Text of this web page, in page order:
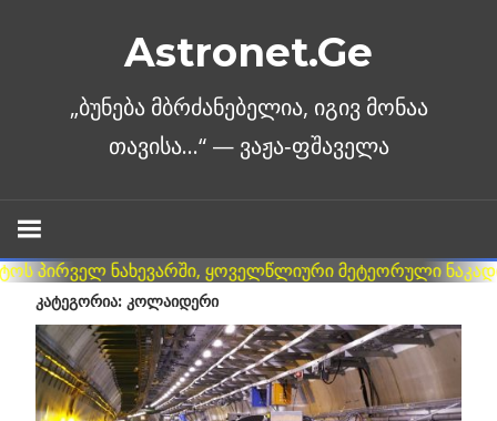
Astronet.Ge
ᲙᲐᲢᲔᲒᲝᲠᲘᲐ: ᲙᲝᲚᲐᲘᲓᲔᲠᲘ